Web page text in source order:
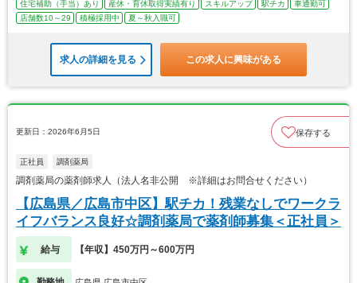
住宅補助（手当）あり
産休・育休取得実績有り スキルアップ 駅チカ
車通勤可
店舗数10～29
積極採用中 夏～秋入職可
求人の詳細を見る この求人に興味がある
更新日：2026年6月5日 保存する
正社員 調剤薬局
調剤薬局の薬剤師求人（法人名非公開 ※詳細はお問合せください）
【広島県／広島市中区】駅チカ！残業なしでワークラ
イフバランス良好☆調剤薬局で薬剤師募集＜正社員＞
給与 【年収】450万円～600万円